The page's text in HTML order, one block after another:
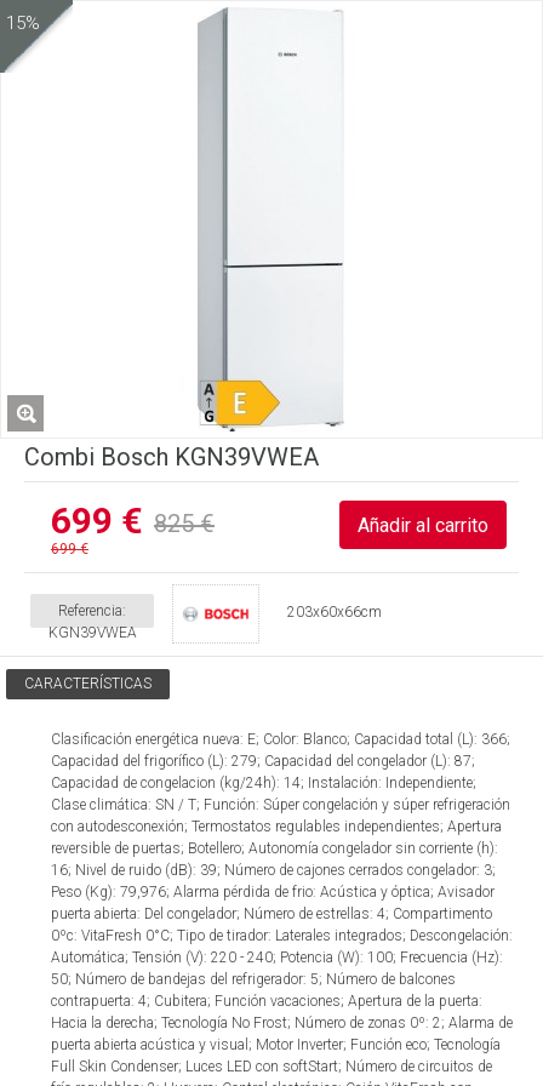
15%
Combi Bosch KGN39VWEA
699 € 825 €
699 €
Referencia:
KGN39VWEA
203x60x66cm
CARACTERÍSTICAS
Clasificación energética nueva: E; Color: Blanco; Capacidad total (L): 366;
Capacidad del frigorífico (L): 279; Capacidad del congelador (L): 87;
Capacidad de congelacion (kg/24h): 14; Instalación: Independiente;
Clase climática: SN / T; Función: Súper congelación y súper refrigeración
con autodesconexión; Termostatos regulables independientes; Apertura
reversible de puertas; Botellero; Autonomía congelador sin corriente (h):
16; Nivel de ruido (dB): 39; Número de cajones cerrados congelador: 3;
Peso (Kg): 79,976; Alarma pérdida de frio: Acústica y óptica; Avisador
puerta abierta: Del congelador; Número de estrellas: 4; Compartimento
0ºc: VitaFresh 0°C; Tipo de tirador: Laterales integrados; Descongelación:
Automática; Tensión (V): 220 - 240; Potencia (W): 100; Frecuencia (Hz):
50; Número de bandejas del refrigerador: 5; Número de balcones
contrapuerta: 4; Cubitera; Función vacaciones; Apertura de la puerta:
Hacia la derecha; Tecnología No Frost; Número de zonas 0º: 2; Alarma de
puerta abierta acústica y visual; Motor Inverter; Función eco; Tecnología
Full Skin Condenser; Luces LED con softStart; Número de circuitos de